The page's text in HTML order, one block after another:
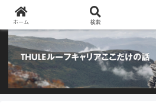
阿部商会取り扱いのTHULEルーフキャリア
ホーム 検索